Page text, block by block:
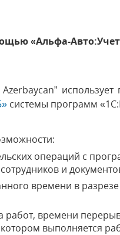
«Альфа-
системы программ
операций с
и
времени в
работ, времени
выполняется